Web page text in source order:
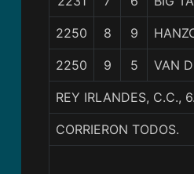
2250 8 9
2250 9 5 VAN
REY IRLANDES, C.C.,
CORRIERON TODOS.